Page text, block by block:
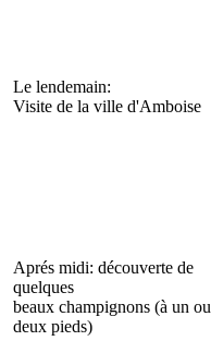
Le lendemain:
Visite de la ville d'Amboise
Aprés midi: découverte de
quelques
beaux champignons (à un ou
deux pieds)